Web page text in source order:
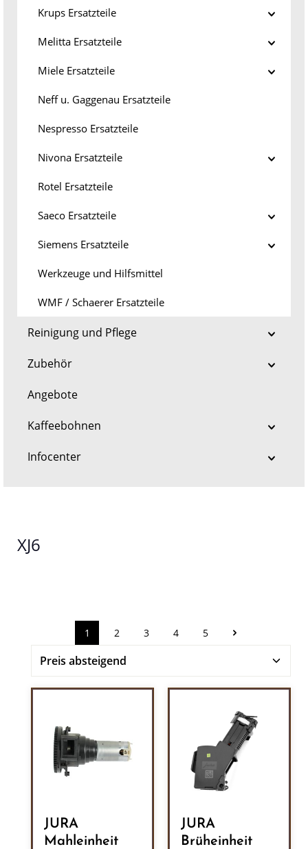
Krups Ersatzteile
Melitta Ersatzteile
Miele Ersatzteile
Neff u. Gaggenau Ersatzteile
Nespresso Ersatzteile
Nivona Ersatzteile
Rotel Ersatzteile
Saeco Ersatzteile
Siemens Ersatzteile
Werkzeuge und Hilfsmittel
WMF / Schaerer Ersatzteile
Reinigung und Pflege
Zubehör
Angebote
Kaffeebohnen
Infocenter
XJ6
Seite
1 Seite
2 Seite
3 Seite
4 Seite
5
JURA
Mahleinheit
JURA
Brüheinheit